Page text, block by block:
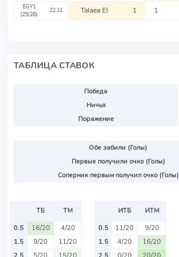
EGY1
(25/26)
22.11 Talaea El 1 1
ТАБЛИЦА СТАВОК
Победа
Ничья
Поражение
Обе забили (Голы)
Первые получили очко (Голы)
Соперник первым получил очко (Голы)
ТБ
ТМ
0.5
16/20
4/20
1.5
9/20
11/20
ИТБ
ИТМ
0.5
11/20
9/20
1.5
4/20
16/20